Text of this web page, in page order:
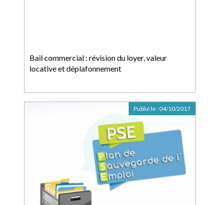
Bail commercial : révision du loyer, valeur
locative et déplafonnement
Publié le : 04/10/2017